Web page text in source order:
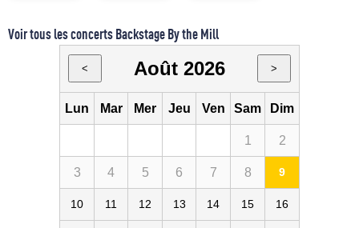
Voir tous les concerts Backstage By the Mill
< Août 2026 >
Lun Mar Mer Jeu Ven Sam Dim
1 2
3 4 5 6 7 8 9
10 11 12 13 14 15 16